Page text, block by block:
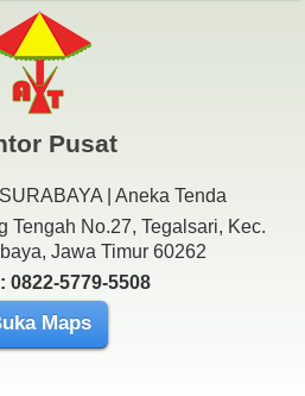
Pusat
| Aneka Tenda
Tengah No.27, Tegalsari, Kec.
Jawa Timur 60262
0822-5779-5508
Maps